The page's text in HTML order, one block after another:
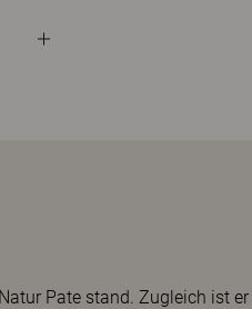
Pate stand. Zugleich ist er